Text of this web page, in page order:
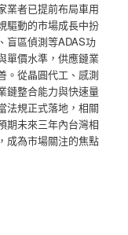
業者已提前布局車用
驅動的市場成長中扮
盲區偵測等ADAS功
單價水準，供應鏈業
。從晶圓代工、感測
鏈整合能力與快速量
法規正式落地，相關
期未來三年內台灣相
成為市場關注的焦點